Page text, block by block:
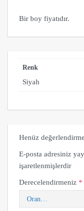
Bir boy fiyatıdır.
Renk
Siyah
Henüz
E-posta adresiniz
işaretlenmişlerdir
Derecelendirmeniz *